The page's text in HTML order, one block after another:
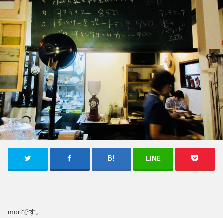
LINE
moriです。